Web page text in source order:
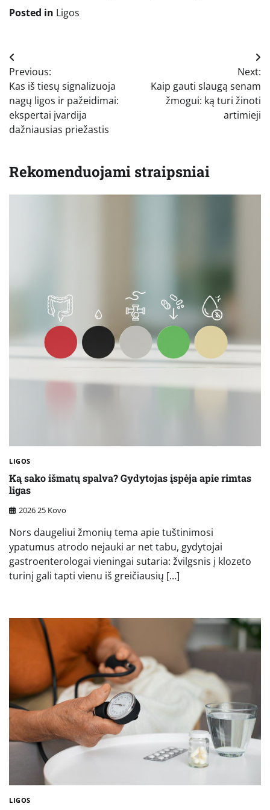
Posted in Ligos
Navigacija
tarp
įrašų
Previous:
Kas iš tiesų signalizuoja
nagų ligos ir pažeidimai:
ekspertai įvardija
dažniausias priežastis
Next:
Kaip gauti slaugą senam
žmogui: ką turi žinoti
artimieji
Rekomenduojami straipsniai
LIGOS
Ką sako išmatų spalva? Gydytojas įspėja apie rimtas
ligas
2026 25 Kovo
Nors daugeliui žmonių tema apie tuštinimosi
ypatumus atrodo nejauki ar net tabu, gydytojai
gastroenterologai vieningai sutaria: žvilgsnis į klozeto
turinį gali tapti vienu iš greičiausių […]
LIGOS